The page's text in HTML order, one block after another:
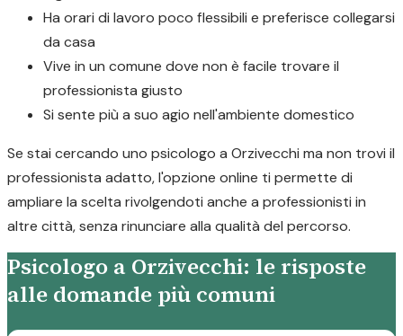
Ha orari di lavoro poco flessibili e preferisce collegarsi
da casa
Vive in un comune dove non è facile trovare il
professionista giusto
Si sente più a suo agio nell'ambiente domestico
Se stai cercando uno psicologo a Orzivecchi ma non trovi il
professionista adatto, l'opzione online ti permette di
ampliare la scelta rivolgendoti anche a professionisti in
altre città, senza rinunciare alla qualità del percorso.
Psicologo a Orzivecchi: le risposte
alle domande più comuni